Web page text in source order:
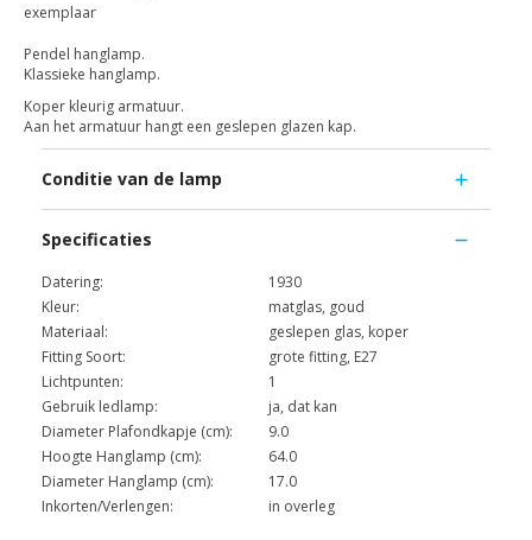
exemplaar
Pendel hanglamp.
Klassieke hanglamp.
Koper kleurig armatuur.
Aan het armatuur hangt een geslepen glazen kap.
Conditie van de lamp
Specificaties
Datering:
1930
Kleur:
matglas, goud
Materiaal:
geslepen glas, koper
Fitting Soort:
grote fitting, E27
Lichtpunten:
1
Gebruik ledlamp:
ja, dat kan
Diameter Plafondkapje (cm):
9.0
Hoogte Hanglamp (cm):
64.0
Diameter Hanglamp (cm):
17.0
Inkorten/Verlengen:
in overleg